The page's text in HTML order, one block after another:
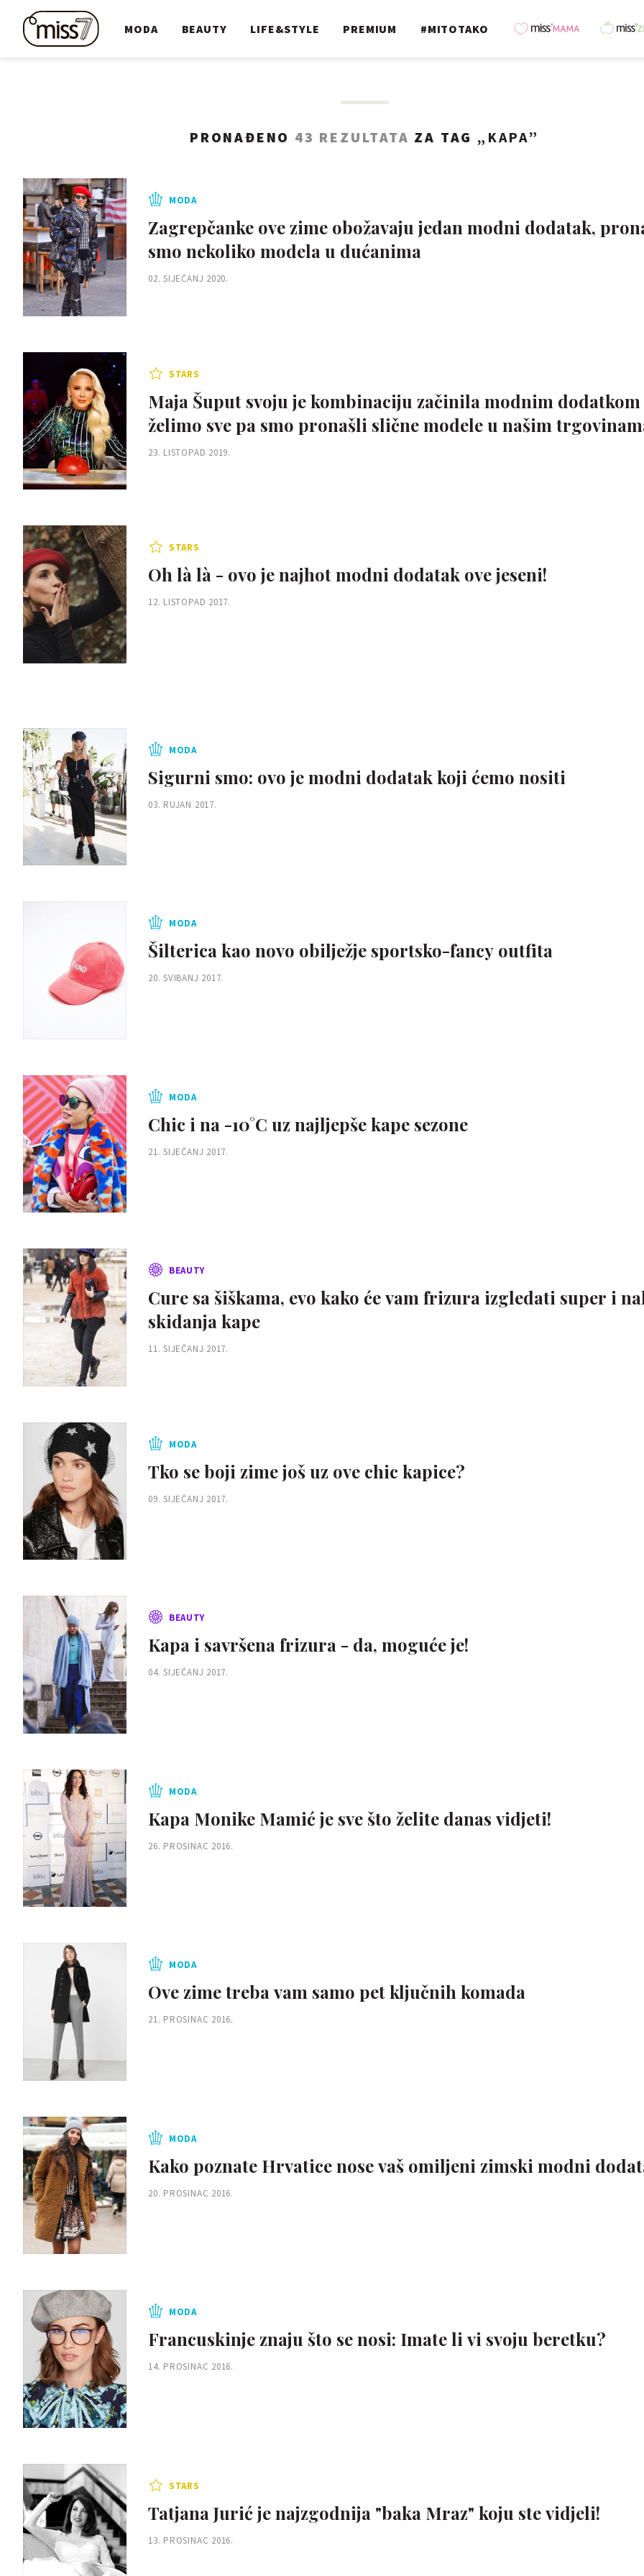
MODA BEAUTY LIFE&STYLE PREMIUM #MITOTAKO
PRONAĐENO 43 REZULTATA ZA TAG „ KAPA”
MODA
Zagrepčanke ove zime obožavaju jedan modni dodatak,
smo nekoliko modela u dućanima
02. SIJEČANJ 2020.
STARS
Maja Šuput svoju je kombinaciju začinila modnim
želimo sve pa smo pronašli slične modele u našim
23. LISTOPAD 2019.
STARS
Oh là là - ovo je najhot modni dodatak ove jeseni!
12. LISTOPAD 2017.
MODA
Sigurni smo: ovo je modni dodatak koji ćemo nositi
03. RUJAN 2017.
MODA
Šilterica kao novo obilježje sportsko-fancy outfita
20. SVIBANJ 2017.
MODA
Chic i na -10°C uz najljepše kape sezone
21. SIJEČANJ 2017.
BEAUTY
Cure sa šiškama, evo kako će vam frizura izgledati super i
skidanja kape
11. SIJEČANJ 2017.
MODA
Tko se boji zime još uz ove chic kapice?
09. SIJEČANJ 2017.
BEAUTY
Kapa i savršena frizura - da, moguće je!
04. SIJEČANJ 2017.
MODA
Kapa Monike Mamić je sve što želite danas vidjeti!
26. PROSINAC 2016.
MODA
Ove zime treba vam samo pet ključnih komada
21. PROSINAC 2016.
MODA
Kako poznate Hrvatice nose vaš omiljeni zimski modni
20. PROSINAC 2016.
MODA
Francuskinje znaju što se nosi: Imate li vi svoju beretku?
14. PROSINAC 2016.
STARS
Tatjana Jurić je najzgodnija "baka Mraz" koju ste vidjeli!
13. PROSINAC 2016.